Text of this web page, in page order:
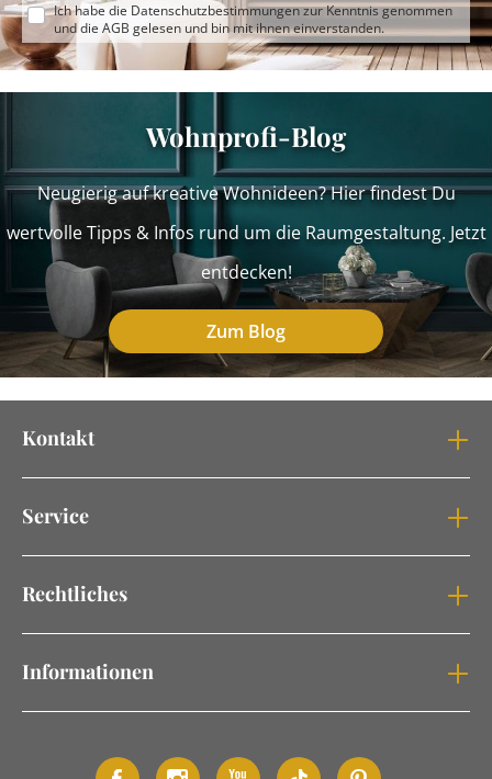
Ich habe die Datenschutzbestimmungenzur Kenntnis genommen
und die AGB gelesen und bin mit ihnen einverstanden.
Wohnprofi-Blog
Neugierig auf kreative Wohnideen? Hier findest Du
wertvolle Tipps & Infos rund um die Raumgestaltung. Jetzt
entdecken!
Zum Blog
Kontakt
Service
Rechtliches
Informationen